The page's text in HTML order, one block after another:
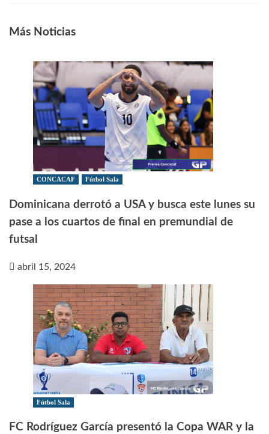
Más Noticias
CONCACAF Fútbol Sala
Dominicana derrotó a USA y busca este lunes su
pase a los cuartos de final en premundial de
futsal
abril 15, 2024
Fútbol Sala
FC Rodríguez García presentó la Copa WAR y la